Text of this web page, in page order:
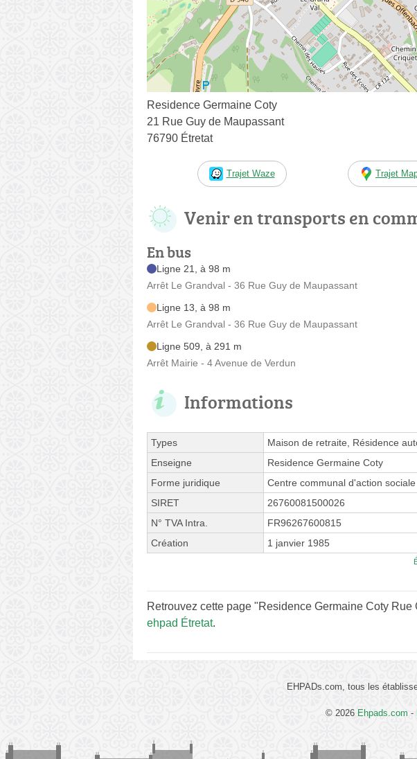
Residence Germaine Coty
21 Rue Guy de Maupassant
76790 Étretat
Trajet Waze Trajet
Venir en transports en
En bus
Ligne 21, à 98 m
Arrêt Le Grandval - 36 Rue Guy de Maupassant
Ligne 13, à 98 m
Arrêt Le Grandval - 36 Rue Guy de Maupassant
Ligne 509, à 291 m
Arrêt Mairie - 4 Avenue de Verdun
Informations
Types
Maison de retraite, Résidence
Enseigne
Residence Germaine Coty
Forme juridique
Centre communal d'action sociale
SIRET
26760081500026
N° TVA Intra.
FR96267600815
Création
1 janvier 1985
Retrouvez cette page "Residence Germaine Coty
ehpad Étretat.
EHPADs.com, tous les
© 2026 Ehpads.com -